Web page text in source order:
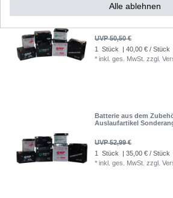
Batterie aus dem
UVP 50,50 €
1 Stück
| 40,00 € / Stück
*inkl. ges. MwSt. zzgl.
Batterie aus dem
Auslaufartikel
UVP 52,99 €
1 Stück
| 35,00 € / Stück
*inkl. ges. MwSt. zzgl.
Alle ablehnen